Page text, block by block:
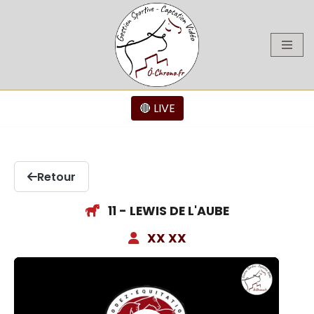
🔴 LIVE
Retour
11 - LEWIS DE L'AUBE
XX XX